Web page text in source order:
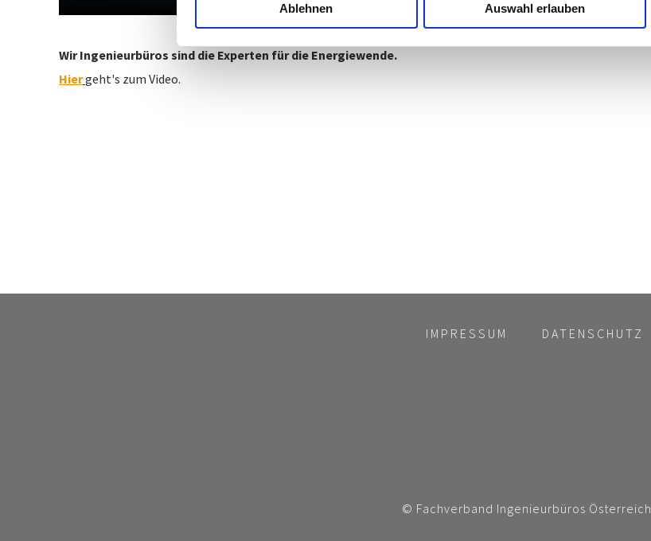
Ablehnen Auswahl erlauben
Wir Ingenieurbüros sind die Experten für die Energiewende.
Hiergeht's zum Video.
IMPRESSUM DATENSCHUTZ
© Fachverband Ingenieurbüros Österreich